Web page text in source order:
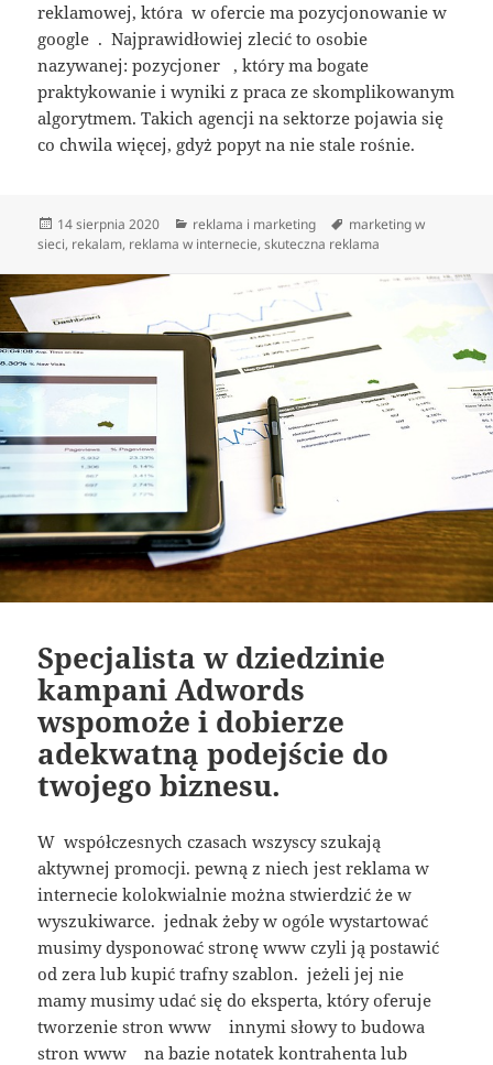
reklamowej, która w ofercie ma pozycjonowanie w
google . Najprawidłowiej zlecić to osobie
nazywanej: pozycjoner , który ma bogate
praktykowanie i wyniki z praca ze skomplikowanym
algorytmem. Takich agencji na sektorze pojawia się
co chwila więcej, gdyż popyt na nie stale rośnie.
Data
publikacji
14 sierpnia 2020 Kategorie
reklama i marketing Tagi
marketing w
sieci, rekalam, reklama w internecie,skuteczna reklama
Specjalista w dziedzinie
kampani Adwords
wspomoże i dobierze
adekwatną podejście do
twojego biznesu.
W współczesnych czasach wszyscy szukają
aktywnej promocji. pewną z niech jest reklama w
internecie kolokwialnie można stwierdzić że w
wyszukiwarce. jednak żeby w ogóle wystartować
musimy dysponować stronę www czyli ją postawić
od zera lub kupić trafny szablon. jeżeli jej nie
mamy musimy udać się do eksperta, który oferuje
tworzenie stron www innymi słowy to budowa
stron www na bazie notatek kontrahenta lub